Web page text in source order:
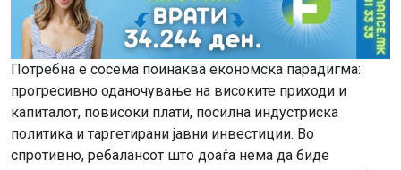
Потребна е сосема поинаква економска парадигма:
прогресивно оданочување на високите приходи и
капиталот, повисоки плати, посилна индустриска
политика и таргетирани јавни инвестиции. Во
спротивно, ребалансот што доаѓа нема да биде